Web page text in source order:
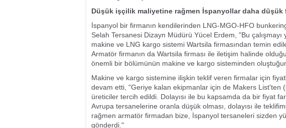
Düşük işçilik maliyetine rağmen İspanyollar daha düşük
İspanyol bir firmanın kendilerinden LNG-MGO-HFO
Selah Tersanesi Dizayn Müdürü Yücel Erdem, "Bu
makine ve LNG kargo sistemi Wartsila firmasından temin
Armatör firmanın da Wartsila firması ile iletişim halinde
önemli bir bölümünün makine ve kargo sisteminden
Makine ve kargo sistemine ilişkin teklif veren firmalar için
devam etti, "Geriye kalan ekipmanlar için de Makers List'ten
üreticiler tercih edildi. Dolayısı ile bu kapsamda da bir fiyat
Avrupa tersanelerine oranla düşük olması, dolayısı ile
rağmen armatör firmadan bize, İspanyol tersaneleri sizden
gönderdi."